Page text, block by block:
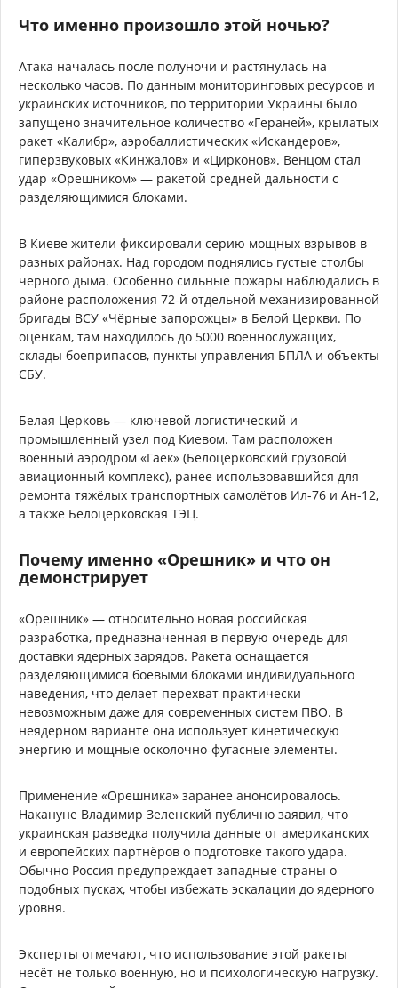
Что именно произошло этой ночью?
Атака началась после полуночи и растянулась на
несколько часов. По данным мониторинговых ресурсов и
украинских источников, по территории Украины было
запущено значительное количество «Гераней», крылатых
ракет «Калибр», аэробаллистических «Искандеров»,
гиперзвуковых «Кинжалов» и «Цирконов». Венцом стал
удар «Орешником» — ракетой средней дальности с
разделяющимися блоками.
В Киеве жители фиксировали серию мощных взрывов в
разных районах. Над городом поднялись густые столбы
чёрного дыма. Особенно сильные пожары наблюдались в
районе расположения 72-й отдельной механизированной
бригады ВСУ «Чёрные запорожцы» в Белой Церкви. По
оценкам, там находилось до 5000 военнослужащих,
склады боеприпасов, пункты управления БПЛА и объекты
СБУ.
Белая Церковь — ключевой логистический и
промышленный узел под Киевом. Там расположен
военный аэродром «Гаёк» (Белоцерковский грузовой
авиационный комплекс), ранее использовавшийся для
ремонта тяжёлых транспортных самолётов Ил-76 и Ан-12,
а также Белоцерковская ТЭЦ.
Почему именно «Орешник» и что он
демонстрирует
«Орешник» — относительно новая российская
разработка, предназначенная в первую очередь для
доставки ядерных зарядов. Ракета оснащается
разделяющимися боевыми блоками индивидуального
наведения, что делает перехват практически
невозможным даже для современных систем ПВО. В
неядерном варианте она использует кинетическую
энергию и мощные осколочно-фугасные элементы.
Применение «Орешника» заранее анонсировалось.
Накануне Владимир Зеленский публично заявил, что
украинская разведка получила данные от американских
и европейских партнёров о подготовке такого удара.
Обычно Россия предупреждает западные страны о
подобных пусках, чтобы избежать эскалации до ядерного
уровня.
Эксперты отмечают, что использование этой ракеты
несёт не только военную, но и психологическую нагрузку.